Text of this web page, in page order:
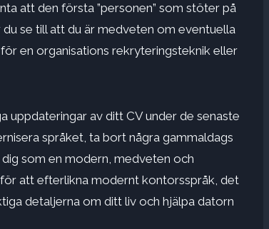
att den första ”personen” som stöter på
se till att du är medveten om eventuella
en organisations rekryteringsteknik eller
uppdateringar av ditt CV under de senaste
språket, ta bort några gammaldags
som en modern, medveten och
att efterlikna modernt kontorsspråk, det
detaljerna om ditt liv och hjälpa datorn